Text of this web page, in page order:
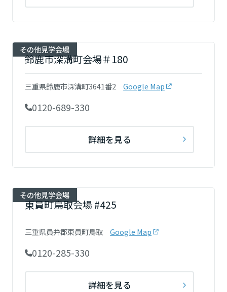
その他見学会場
鈴鹿市深溝町会場＃180
三重県鈴鹿市深溝町3641番2 Google Map
0120-689-330
詳細を見る
その他見学会場
東員町鳥取会場 #425
三重県員弁郡東員町鳥取 Google Map
0120-285-330
詳細を見る
熊本県